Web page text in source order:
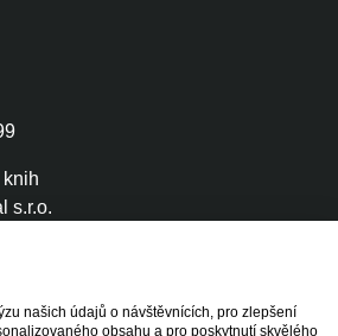
s.r.o.
našich údajů o návštěvnících, pro zlepšení
obsahu a pro poskytnutí skvělého